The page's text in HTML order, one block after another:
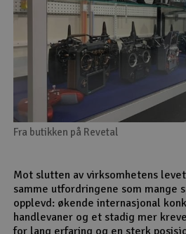
Fra butikken på Revetal
Mot slutten av virksomhetens
samme utfordringene som mange
opplevd: økende internasjonal
handlevaner og et stadig mer
for lang erfaring og en sterk